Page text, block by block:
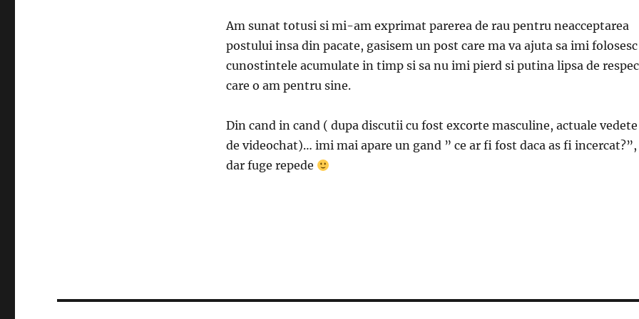
Am sunat totusi si mi-am exprimat parerea de rau pentru neacceptarea
postului insa din pacate, gasisem un post care ma va ajuta sa imi folosesc
cunostintele acumulate in timp si sa nu imi pierd si putina lipsa de
care o am pentru sine.
Din cand in cand ( dupa discutii cu fost excorte masculine, actuale vedete
de videochat)… imi mai apare un gand ” ce ar fi fost daca as fi incercat?”,
dar fuge repede